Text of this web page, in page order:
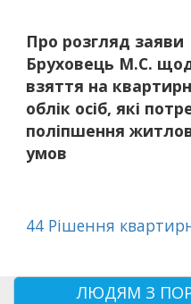
Про розгляд заяви
Бруховець М.С.
взяття на
облік осіб, які
поліпшення
умов
44 Рішення
ЛЮДЯМ З